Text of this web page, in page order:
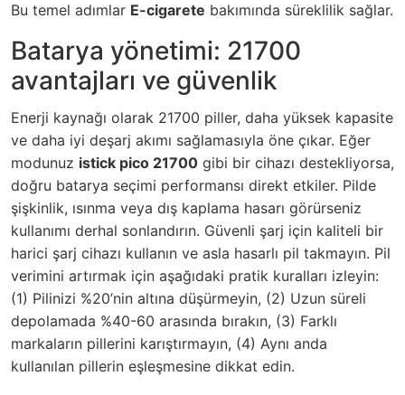
Bu temel adımlar E-cigarete bakımında süreklilik sağlar.
Batarya yönetimi: 21700
avantajları ve güvenlik
Enerji kaynağı olarak 21700 piller, daha yüksek kapasite
ve daha iyi deşarj akımı sağlamasıyla öne çıkar. Eğer
modunuz istick pico 21700 gibi bir cihazı destekliyorsa,
doğru batarya seçimi performansı direkt etkiler. Pilde
şişkinlik, ısınma veya dış kaplama hasarı görürseniz
kullanımı derhal sonlandırın. Güvenli şarj için kaliteli bir
harici şarj cihazı kullanın ve asla hasarlı pil takmayın. Pil
verimini artırmak için aşağıdaki pratik kuralları izleyin:
(1) Pilinizi %20’nin altına düşürmeyin, (2) Uzun süreli
depolamada %40-60 arasında bırakın, (3) Farklı
markaların pillerini karıştırmayın, (4) Aynı anda
kullanılan pillerin eşleşmesine dikkat edin.